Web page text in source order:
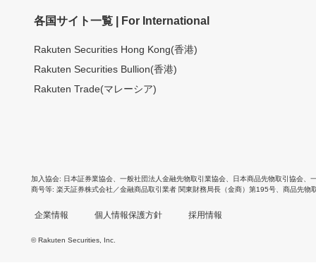
各国サイト一覧 | For International
Rakuten Securities Hong Kong(香港)
Rakuten Securities Bullion(香港)
Rakuten Trade(マレーシア)
加入協会 日本証券業協会 一般社団法人金融先物取引業協会 日本商品先物取引協会
商号等 楽天証券株式会社／金融商品取引業者 関東財務局長（金商）第195号、商品先物
企業情報 個人情報保護方針 採用情報
© Rakuten Securities, Inc.